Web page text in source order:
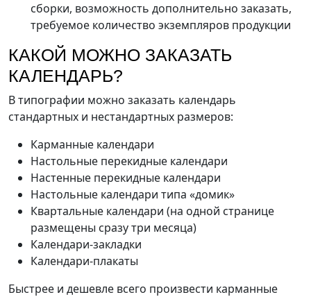
сборки, возможность дополнительно заказать,
требуемое количество экземпляров продукции
КАКОЙ МОЖНО ЗАКАЗАТЬ
КАЛЕНДАРЬ?
В типографии можно заказать календарь
стандартных и нестандартных размеров:
Карманные календари
Настольные перекидные календари
Настенные перекидные календари
Настольные календари типа «домик»
Квартальные календари (на одной странице
размещены сразу три месяца)
Календари-закладки
Календари-плакаты
Быстрее и дешевле всего произвести карманные